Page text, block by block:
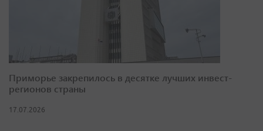
Приморье закрепилось в десятке лучших инвест-
регионов страны
17.07.2026